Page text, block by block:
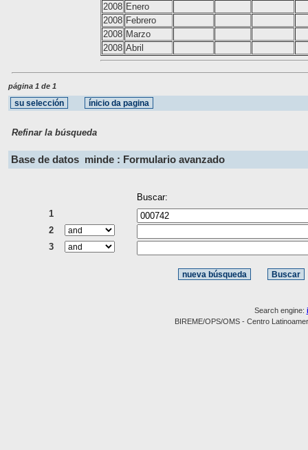
2008 Enero
2008 Febrero
2008 Marzo
2008 Abril
página 1 de 1
Refinar la búsqueda
Base de datos minde : Formulario avanzado
Buscar:
1
2
3
Search engine:
BIREME/OPS/OMS - Centro